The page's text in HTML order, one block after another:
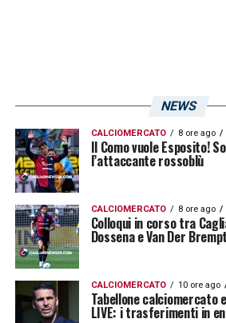
importante in casa
le ultimissime
LA PLAYLIST DELLE
NEWS
CALCIOMERCATO 8 ore ago
Il Como vuole Esposito!
l’attaccante rossoblù
CALCIOMERCATO 8 ore ago
Colloqui in corso tra
Dossena e Van Der Brempt
CALCIOMERCATO 10 ore ago
Tabellone calciomercato
LIVE: i trasferimenti in